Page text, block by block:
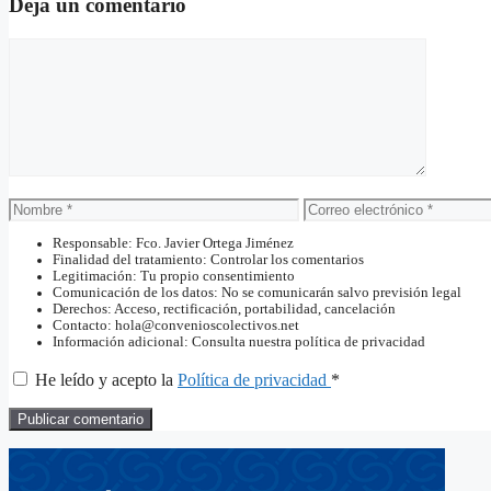
Deja un comentario
Nombre
Correo
electrónico
Responsable: Fco. Javier Ortega Jiménez
Finalidad del tratamiento: Controlar los comentarios
Legitimación: Tu propio consentimiento
Comunicación de los datos: No se comunicarán salvo previsión legal
Derechos: Acceso, rectificación, portabilidad, cancelación
Contacto: hola@convenioscolectivos.net
Información adicional: Consulta nuestra política de privacidad
He leído y acepto la Política de privacidad *